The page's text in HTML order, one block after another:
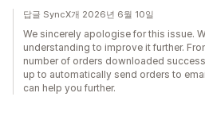
답글 SyncX개 2026년 6월 10일
We sincerely apologise for this issue.
understanding to improve it further.
number of orders downloaded
up to automatically send orders to
can help you further.